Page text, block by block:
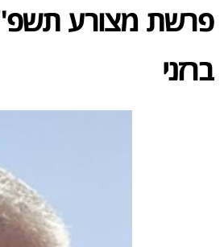
פרשת מצורע
ברזני